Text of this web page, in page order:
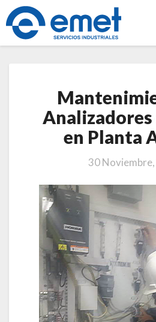
de
de
gases
en
Analizadores
en Planta
30